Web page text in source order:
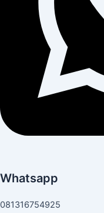
Whatsapp
081316754925